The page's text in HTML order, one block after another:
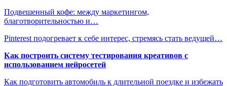
Подвешенный кофе: между маркетингом,
благотворительностью и…
Pinterest подогревает к себе интерес, стремясь стать ведущей…
Как построить систему тестирования креативов с
использованием нейросетей
Как подготовить автомобиль к длительной поездке и избежать